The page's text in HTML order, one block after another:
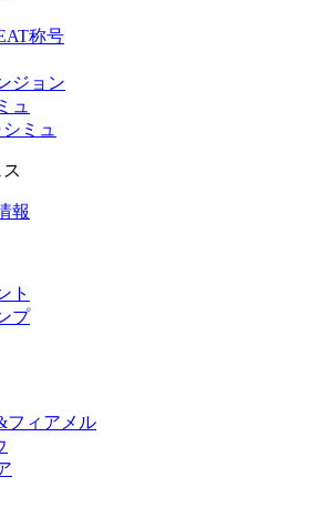
称号
ジョン
ュ
ミュ
報
ト
プ
フィアメル